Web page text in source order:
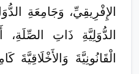
الإِفْرِيقِيِّ، وَجَامِعَةِ
الدُّوَلِيَّةِ ذَاتِ
الْقَانُونِيَّةَ